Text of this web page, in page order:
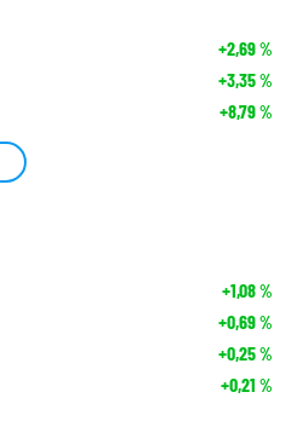
+2,69%
+3,35%
+8,79%
+1,08%
+0,69%
+0,25%
+0,21 %